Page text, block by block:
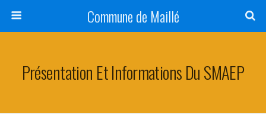
Commune de Maillé
Présentation Et Informations Du SMAEP